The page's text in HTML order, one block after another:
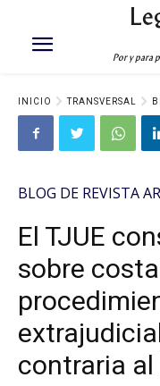
Por y para
INICIO TRANSVERSAL
BLOG DE REVISTA
El TJUE
sobre
contraria al